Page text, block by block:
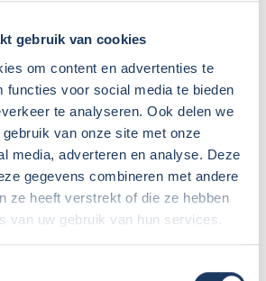
gebruik van cookies
om content en advertenties te
functies voor social media te bieden
te analyseren. Ook delen we
van onze site met onze
media, adverteren en analyse. Deze
gegevens combineren met andere
ze heeft verstrekt of die ze hebben
van uw gebruik van hun services.
Nee
zieCamper huren met hond
Vrijdag
16.00 uur
09.00 uur
Stedum
Op terrein verhuurder